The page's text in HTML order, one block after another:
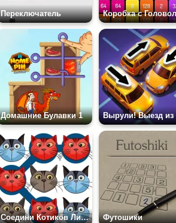
Переключатель
Домашние Булавки 1
Соедини Котиков Линией Футошики